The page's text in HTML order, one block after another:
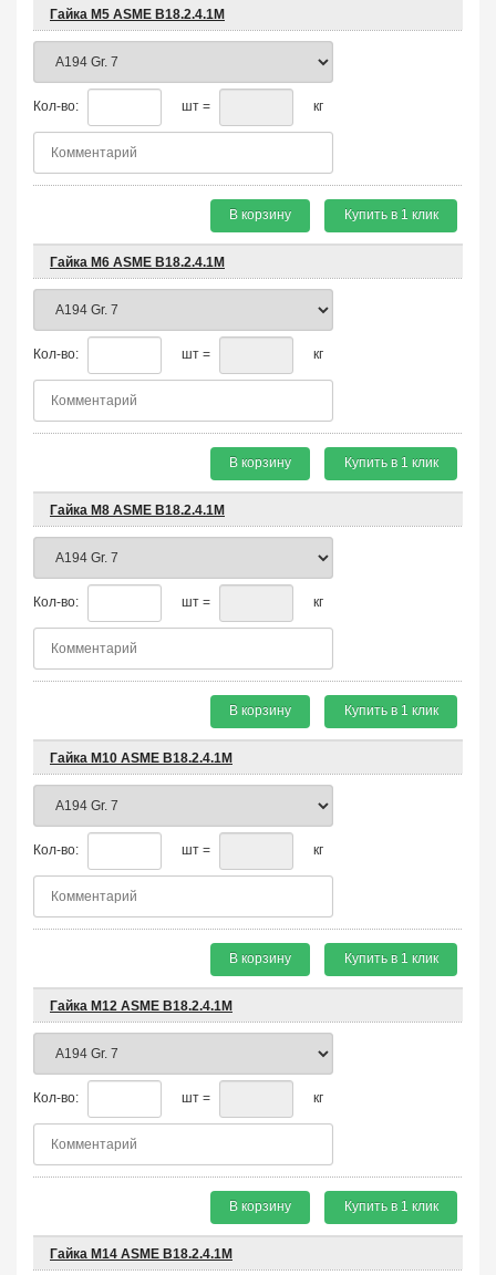
Гайка М5 ASME B18.2.4.1М
Кол-во: шт = кг
В корзину Купить в 1 клик
Гайка М6 ASME B18.2.4.1М
Кол-во: шт = кг
В корзину Купить в 1 клик
Гайка М8 ASME B18.2.4.1М
Кол-во: шт = кг
В корзину Купить в 1 клик
Гайка М10 ASME B18.2.4.1М
Кол-во: шт = кг
В корзину Купить в 1 клик
Гайка М12 ASME B18.2.4.1М
Кол-во: шт = кг
В корзину Купить в 1 клик
Гайка М14 ASME B18.2.4.1М